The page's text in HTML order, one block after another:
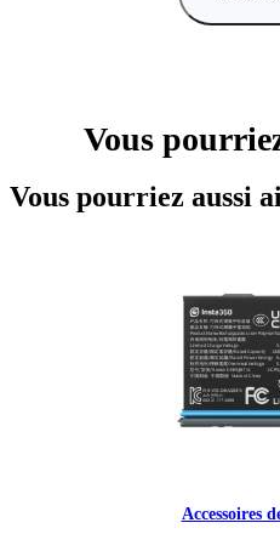
Vous
Vous pourriez aussi
Accessoires